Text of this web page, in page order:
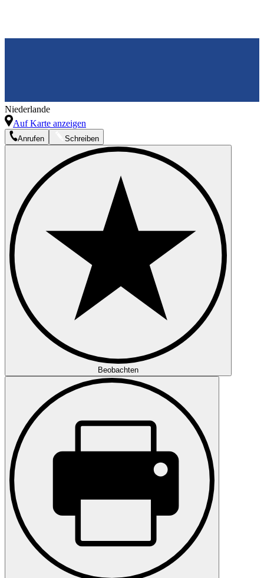
Niederlande
Auf Karte anzeigen
Anrufen Schreiben
Beobachten